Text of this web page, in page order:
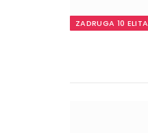
ZADRUGA 10 ELITA